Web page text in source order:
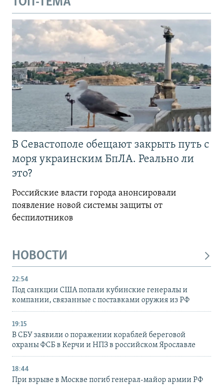
В Севастополе обещают закрыть путь с
моря украинским БпЛА. Реально ли
это?
Российские власти города анонсировали
появление новой системы защиты от
беспилотников
НОВОСТИ
22:54
Под санкции США попали кубинские генералы и
компании, связанные с поставками оружия из РФ
19:15
В СБУ заявили о поражении кораблей береговой
охраны ФСБ в Керчи и НПЗ в российском Ярославле
18:44
При взрыве в Москве погиб генерал-майор армии РФ